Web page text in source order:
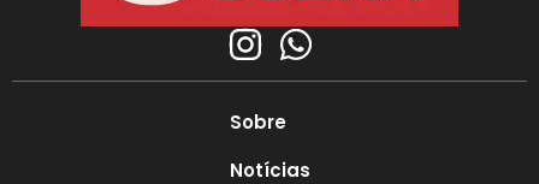
Sobre
Notícias